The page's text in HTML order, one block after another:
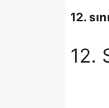
12.
12.